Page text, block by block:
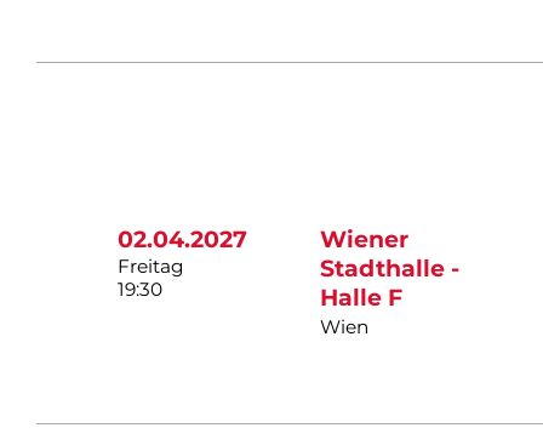
02.04.2027
Freitag
19:30
Wiener
Stadthalle -
Halle F
Wien